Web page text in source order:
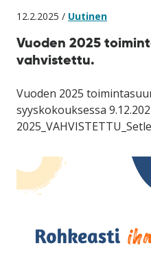
12.2.2025 / Uutinen
Vuoden 2025
vahvistettu.
Vuoden 2025
syyskokouksessa